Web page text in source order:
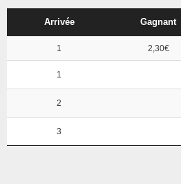
Arrivée Gagnant
1 2,30€
1
2
3